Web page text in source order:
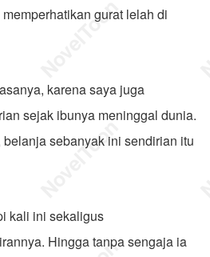
gurat lelah di
karena saya juga
sejak ibunya meninggal dunia.
sebanyak ini sendirian itu
kali ini sekaligus
Hingga tanpa sengaja ia